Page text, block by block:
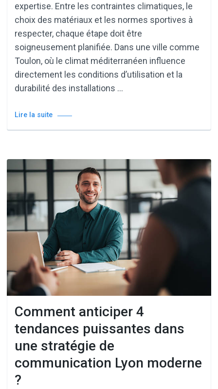
expertise. Entre les contraintes climatiques, le
choix des matériaux et les normes sportives à
respecter, chaque étape doit être
soigneusement planifiée. Dans une ville comme
Toulon, où le climat méditerranéen influence
directement les conditions d’utilisation et la
durabilité des installations …
Lire la suite
Comment anticiper 4
tendances puissantes dans
une stratégie de
communication Lyon moderne
?